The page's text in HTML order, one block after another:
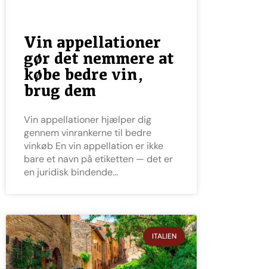
Vin appellationer
gør det nemmere at
købe bedre vin,
brug dem
Vin appellationer hjælper dig
gennem vinrankerne til bedre
vinkøb En vin appellation er ikke
bare et navn på etiketten — det er
en juridisk bindende
ITALIEN